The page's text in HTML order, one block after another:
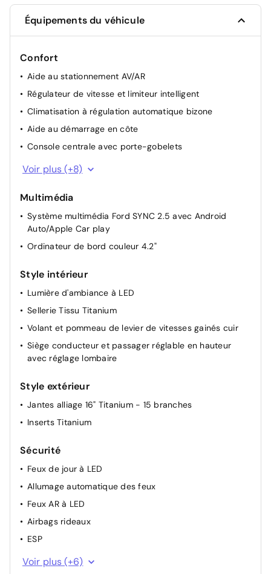
Équipements du véhicule
Confort
Aide au stationnement AV/AR
Régulateur de vitesse et limiteur intelligent
Climatisation à régulation automatique bizone
Aide au démarrage en côte
Console centrale avec porte-gobelets
Frein de parking électrique
Modes de conduite sélectionnables
MyKey Génération 2
Rétroviseurs extérieurs chauffants, réglables et
rabattables électriquement couleurs carrosserie
3 Modes de conduite sélectionnables : Eco, Normal et
Sport
Pack Vitres: Vitres AV et AR électriques
Voir plus (+8)
Multimédia
Système multimédia Ford SYNC 2.5 avec Android
Auto/Apple Car play
Ordinateur de bord couleur 4.2"
Style intérieur
Lumière d'ambiance à LED
Sellerie Tissu Titanium
Volant et pommeau de levier de vitesses gainés cuir
Siège conducteur et passager réglable en hauteur
avec réglage lombaire
Style extérieur
Jantes alliage 16" Titanium - 15 branches
Inserts Titanium
Sécurité
Feux de jour à LED
Allumage automatique des feux
Feux AR à LED
Airbags rideaux
ESP
Aide au maintien dans la voie
Voir plus (+6)